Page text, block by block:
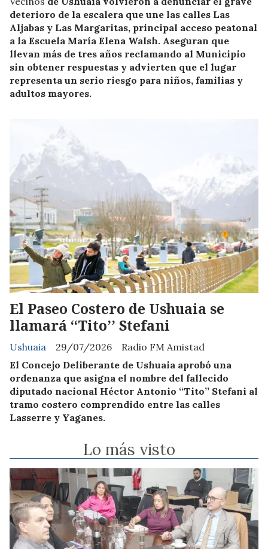
deterioro de la escalera que une las calles Las
Aljabas y Las Margaritas, principal acceso peatonal
a la Escuela María Elena Walsh. Aseguran que
llevan más de tres años reclamando al Municipio
sin obtener respuestas y advierten que el lugar
representa un serio riesgo para niños, familias y
adultos mayores.
El Paseo Costero de Ushuaia se
llamará ‘‘Tito’’ Stefani
Radio FM Amistad
Ushuaia
29/07/2026
El Concejo Deliberante de Ushuaia aprobó una
ordenanza que asigna el nombre del fallecido
diputado nacional Héctor Antonio ‘‘Tito’’ Stefani al
tramo costero comprendido entre las calles
Lasserre y Yaganes.
Lo más visto